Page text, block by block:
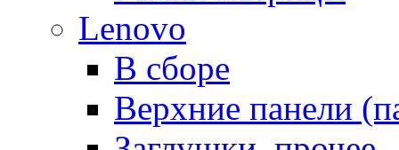
Lenovo
В сборе
Верхние панели